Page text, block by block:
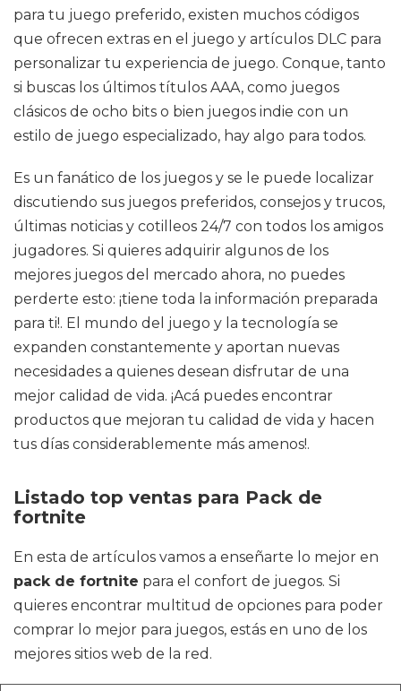
para tu juego preferido, existen muchos códigos
que ofrecen extras en el juego y artículos DLC para
personalizar tu experiencia de juego. Conque, tanto
si buscas los últimos títulos AAA, como juegos
clásicos de ocho bits o bien juegos indie con un
estilo de juego especializado, hay algo para todos.
Es un fanático de los juegos y se le puede localizar
discutiendo sus juegos preferidos, consejos y trucos,
últimas noticias y cotilleos 24/7 con todos los amigos
jugadores. Si quieres adquirir algunos de los
mejores juegos del mercado ahora, no puedes
perderte esto: ¡tiene toda la información preparada
para ti!. El mundo del juego y la tecnología se
expanden constantemente y aportan nuevas
necesidades a quienes desean disfrutar de una
mejor calidad de vida. ¡Acá puedes encontrar
productos que mejoran tu calidad de vida y hacen
tus días considerablemente más amenos!.
Listado top ventas para Pack de
fortnite
En esta de artículos vamos a enseñarte lo mejor en
pack de fortnite para el confort de juegos. Si
quieres encontrar multitud de opciones para poder
comprar lo mejor para juegos, estás en uno de los
mejores sitios web de la red.